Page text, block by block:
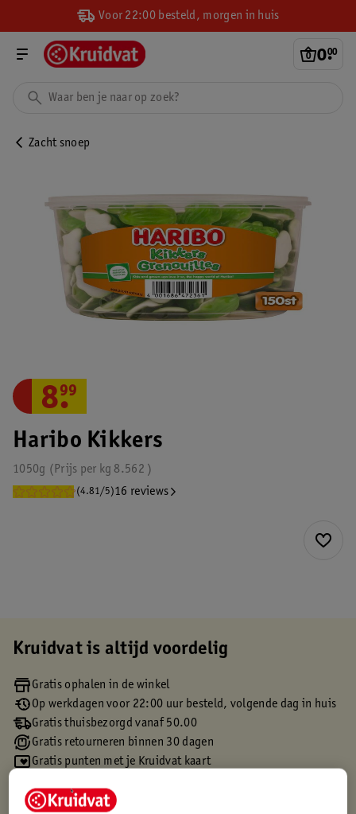
Voor 22:00 besteld, morgen in huis
0.
00
Zacht snoep
Haribo Kikkers
1050g 8.562
Prijs per kg
(4.81/5)16 reviews
8.
99
Kruidvat is altijd voordelig
Gratis ophalen in de winkel
Op werkdagen voor 22:00 uur besteld, volgende dag in huis
Gratis thuisbezorgd vanaf 50.00
Gratis retourneren binnen 30 dagen
Gratis punten met je Kruidvat kaart